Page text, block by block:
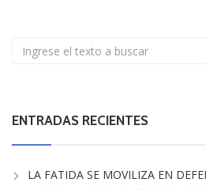
ENTRADAS RECIENTES
LA FATIDA SE MOVILIZA EN